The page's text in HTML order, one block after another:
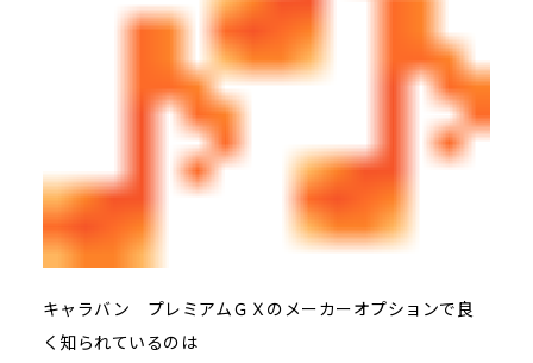
キャラバン プレミアムＧＸのメーカーオプションで良
く知られているのは